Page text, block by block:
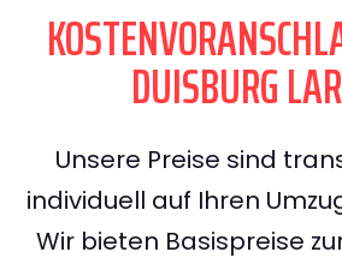
DUISBURG
Unsere Preise sind
individuell auf Ihren
Wir bieten Basispreise